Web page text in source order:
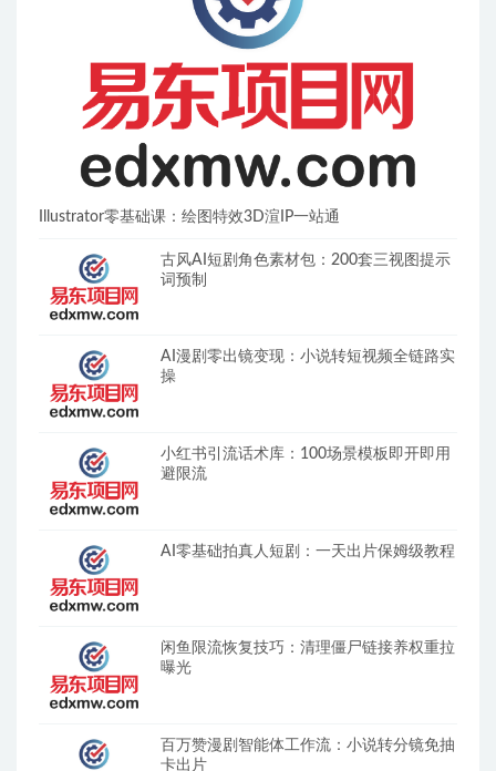
Illustrator零基础课：绘图特效3D渲IP一站通
古风AI短剧角色素材包：200套三视图提示
词预制
AI漫剧零出镜变现：小说转短视频全链路实
操
小红书引流话术库：100场景模板即开即用
避限流
AI零基础拍真人短剧：一天出片保姆级教程
闲鱼限流恢复技巧：清理僵尸链接养权重拉
曝光
百万赞漫剧智能体工作流：小说转分镜免抽
卡出片